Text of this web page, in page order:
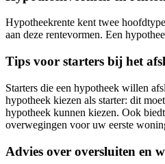
Hypotheekrente kent twee
aan deze rentevormen. Een
Tips voor starters bij het
Starters die een hypotheek willen
hypotheek kiezen als starter: dit
hypotheek kunnen kiezen. Ook
overwegingen voor uw eerste
Advies over oversluiten en